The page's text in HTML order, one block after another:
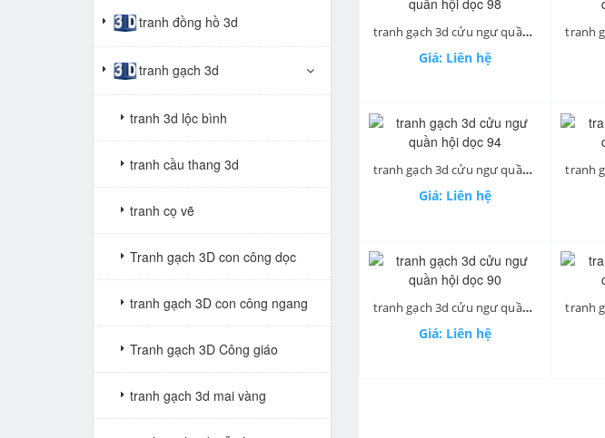
tranh gạch 3d cửu ngư quần hội dọc 98
Giá: Liên hệ
tranh gạch 3d cửu ngư quần hội dọc 94
Giá: Liên hệ
tranh gạch 3d cửu ngư quần hội dọc 90
Giá: Liên hệ
tranh đồng hồ 3d
tranh gạch 3d
tranh 3d lộc bình
tranh cầu thang 3d
tranh cọ vẽ
Tranh gạch 3D con công dọc
tranh gạch 3D con công ngang
Tranh gạch 3D Công giáo
tranh gạch 3d mai vàng